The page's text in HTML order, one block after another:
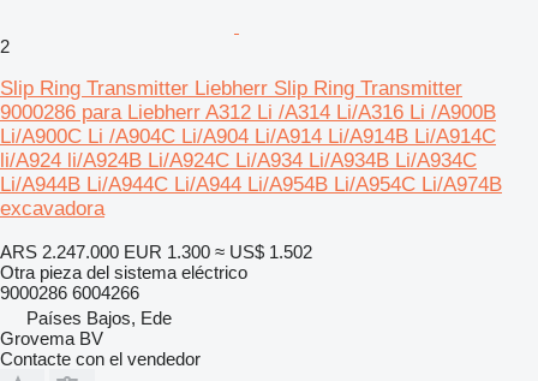
2
Slip Ring Transmitter Liebherr Slip Ring Transmitter
9000286 para Liebherr A312 Li /A314 Li/A316 Li /A900B
Li/A900C Li /A904C Li/A904 Li/A914 Li/A914B Li/A914C
li/A924 li/A924B Li/A924C Li/A934 Li/A934B Li/A934C
Li/A944B Li/A944C Li/A944 Li/A954B Li/A954C Li/A974B
excavadora
ARS 2.247.000 EUR 1.300 ≈ US$ 1.502
Otra pieza del sistema eléctrico
9000286 6004266
Países Bajos, Ede
Grovema BV
Contacte con el vendedor